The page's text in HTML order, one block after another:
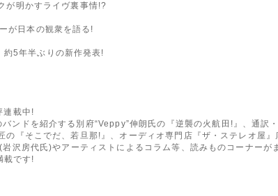
が明かすライヴ裏事情!?
が日本の観衆を語る!
約5年半ぶりの新作発表!
連載中!
ンドを紹介する別府“Veppy”伸朗氏の『逆襲の火航田!』、通訳
『そこでだ、若旦那!』、オーディオ専門店『ザ・ステレオ屋
沢房代氏)やアーティストによるコラム等、読みものコーナーが
載です!